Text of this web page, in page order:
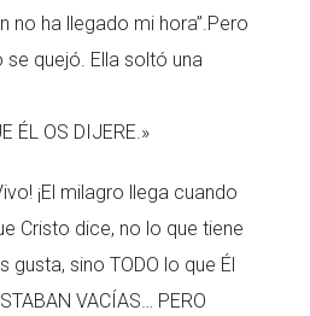
no ha llegado mi hora”.Pero
quejó. Ella soltó una
ÉL OS DIJERE.»
¡El milagro llega cuando
Cristo dice, no lo que tiene
gusta, sino TODO lo que Él
VACÍAS… PERO